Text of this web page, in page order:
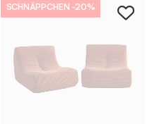
SCHNÄPPCHEN -20%